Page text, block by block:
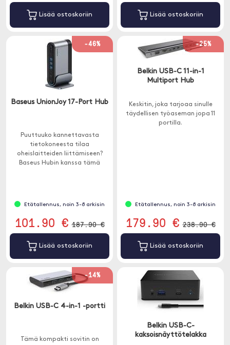
Lisää ostoskoriin Lisää ostoskoriin
-46%
Baseus UnionJoy 17-Port Hub
Puuttuuko kannettavasta
tietokoneesta tilaa
oheislaitteiden liittämiseen?
Baseus Hubin kanssa tämä
Etätallennus, noin 3-8 arkisin
101.90 € 187.90 €
Lisää ostoskoriin
-25%
Belkin USB-C 11-in-1
Multiport Hub
Keskitin, joka tarjoaa sinulle
täydellisen työaseman jopa 11
portilla.
Etätallennus, noin 3-8 arkisin
179.90 € 238.90 €
Lisää ostoskoriin
-14%
Belkin USB-C 4-in-1 -portti
Tämä kompakti sovitin on
Belkin USB-C-
kaksoisnäyttötelakka